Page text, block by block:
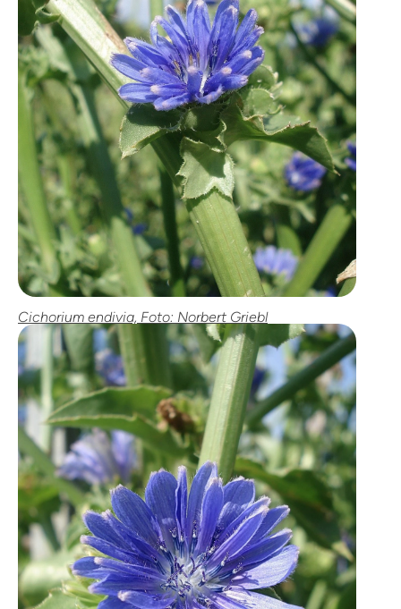
Cichorium endivia, Foto: Norbert Griebl